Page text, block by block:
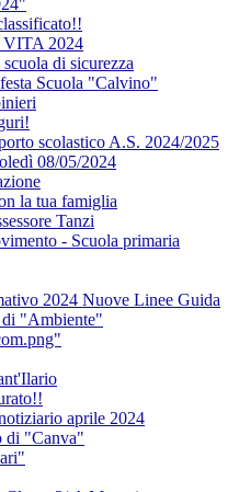
2024
di sicurezza
Scuola "Calvino"
scolastico A.S. 2024/2025
08/05/2024
la tua famiglia
Tanzi
- Scuola primaria
2024 Nuove Linee Guida
"Ambiente"
aprile 2024
di "Canva"